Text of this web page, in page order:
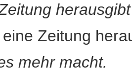
Zeitung
mehr macht.